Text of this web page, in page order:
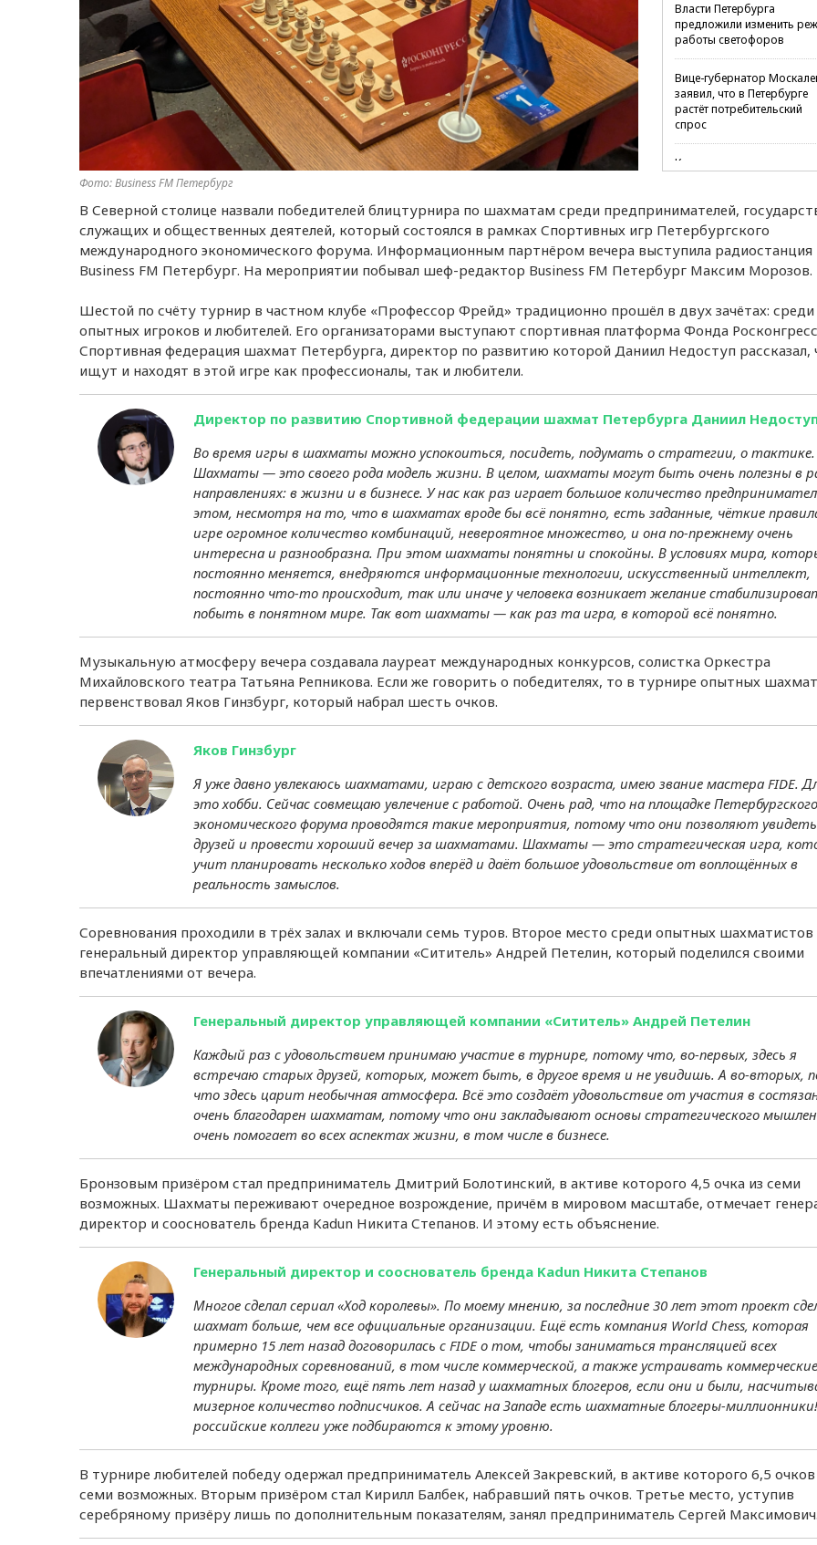
Фото: Business FM Петербург
Власти Петербурга
предложили изменить
работы светофоров
Вице-губернатор
заявил, что в Петербурге
растёт потребительский
спрос
Количество заявок на
20%
Количество пунктов
сапбордов в городах-
миллионниках выросло на
В Петербурге 76% жителей
при увольнении заранее
информируют руководство
в среднем на 1,12 рубля
Медианная предлагаемая
зарплата в Петербурге в
июле составила 92,6 тысячи
рублей
Эксперты оценили
в закон о самозанятости
Более 70% жилищного
фонда Петербурга готово к
Сотрудники компаний из
Петербурга на 19% чаще
стали ездить в
соцсетях
Средний срок POS-
в июне увеличился на 18%
В Петербурге зафиксирован
Режим самозанятости
одобряют 33%
В Северной столице назвали победителей блицтурнира по шахматам среди предпринимателей,
служащих и общественных деятелей, который состоялся в рамках Спортивных игр Петербургского
международного экономического форума. Информационным партнёром вечера выступила радиостанция
Business FM Петербург. На мероприятии побывал шеф-редактор Business FM Петербург Максим Морозов.
Шестой по счёту турнир в частном клубе «Профессор Фрейд» традиционно прошёл в двух зачётах: среди
опытных игроков и любителей. Его организаторами выступают спортивная платформа Фонда
Спортивная федерация шахмат Петербурга, директор по развитию которой Даниил Недоступ рассказал,
ищут и находят в этой игре как профессионалы, так и любители.
Директор по развитию Спортивной федерации шахмат Петербурга Даниил
Во время игры в шахматы можно успокоиться, посидеть, подумать о стратегии, о тактике.
Шахматы — это своего рода модель жизни. В целом, шахматы могут быть очень полезны в
направлениях: в жизни и в бизнесе. У нас как раз играет большое количество
этом, несмотря на то, что в шахматах вроде бы всё понятно, есть заданные, чёткие
игре огромное количество комбинаций, невероятное множество, и она по-прежнему очень
интересна и разнообразна. При этом шахматы понятны и спокойны. В условиях мира,
постоянно меняется, внедряются информационные технологии, искусственный интеллект,
постоянно что-то происходит, так или иначе у человека возникает желание
побыть в понятном мире. Так вот шахматы — как раз та игра, в которой всё понятно.
Музыкальную атмосферу вечера создавала лауреат международных конкурсов, солистка Оркестра
Михайловского театра Татьяна Репникова. Если же говорить о победителях, то в турнире опытных
первенствовал Яков Гинзбург, который набрал шесть очков.
Яков Гинзбург
Я уже давно увлекаюсь шахматами, играю с детского возраста, имею звание мастера FIDE.
это хобби. Сейчас совмещаю увлечение с работой. Очень рад, что на площадке Петербургского
экономического форума проводятся такие мероприятия, потому что они позволяют увидеть
друзей и провести хороший вечер за шахматами. Шахматы — это стратегическая игра,
учит планировать несколько ходов вперёд и даёт большое удовольствие от воплощённых в
реальность замыслов.
Соревнования проходили в трёх залах и включали семь туров. Второе место среди опытных шахматистов
генеральный директор управляющей компании «Сититель» Андрей Петелин, который поделился своими
впечатлениями от вечера.
Генеральный директор управляющей компании «Сититель» Андрей Петелин
Каждый раз с удовольствием принимаю участие в турнире, потому что, во-первых, здесь я
встречаю старых друзей, которых, может быть, в другое время и не увидишь. А во-вторых,
что здесь царит необычная атмосфера. Всё это создаёт удовольствие от участия в
очень благодарен шахматам, потому что они закладывают основы стратегического
очень помогает во всех аспектах жизни, в том числе в бизнесе.
Бронзовым призёром стал предприниматель Дмитрий Болотинский, в активе которого 4,5 очка из семи
возможных. Шахматы переживают очередное возрождение, причём в мировом масштабе, отмечает
директор и сооснователь бренда Kadun Никита Степанов. И этому есть объяснение.
Генеральный директор и сооснователь бренда Kadun Никита Степанов
Многое сделал сериал «Ход королевы». По моему мнению, за последние 30 лет этот проект
шахмат больше, чем все официальные организации. Ещё есть компания World Chess, которая
примерно 15 лет назад договорилась с FIDE о том, чтобы заниматься трансляцией всех
международных соревнований, в том числе коммерческой, а также устраивать коммерческие
турниры. Кроме того, ещё пять лет назад у шахматных блогеров, если они и были,
мизерное количество подписчиков. А сейчас на Западе есть шахматные блогеры-
российские коллеги уже подбираются к этому уровню.
В турнире любителей победу одержал предприниматель Алексей Закревский, в активе которого 6,5 очков
семи возможных. Вторым призёром стал Кирилл Балбек, набравший пять очков. Третье место, уступив
серебряному призёру лишь по дополнительным показателям, занял предприниматель Сергей Максимович.